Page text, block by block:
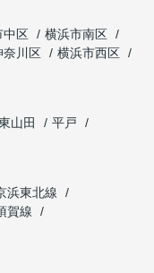
中区
横浜市南区
奈川区
横浜市西区
山田
平戸
浜東北線
賀線